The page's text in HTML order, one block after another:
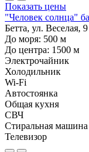
Показать цены
"Человек солнца"
Бетта, ул. Веселая, 9
До моря: 500 м
До центра: 1500 м
Электрочайник
Холодильник
Wi-Fi
Автостоянка
Общая кухня
СВЧ
Стиральная машина
Телевизор